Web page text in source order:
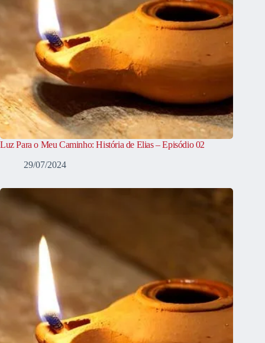
Luz Para o Meu Caminho: História de Elias – Episódio 02
29/07/2024